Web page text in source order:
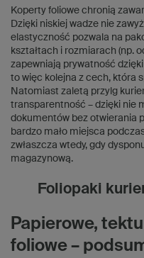
Koperty foliowe chronią
Dzięki niskiej wadze nie
elastyczność pozwala na
kształtach i rozmiarach (np.
zapewniają prywatność
to więc kolejna z cech, która
Natomiast zaletą przylg
transparentność – dzięki nie
dokumentów bez otwierania
bardzo mało miejsca
zwłaszcza wtedy, gdy
magazynową.
Foliopaki
Papierowe,
foliowe –